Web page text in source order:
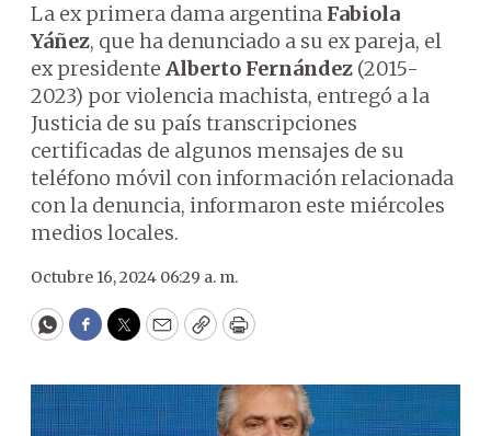
La ex primera dama argentina Fabiola
Yáñez, que ha denunciado a su ex pareja, el
ex presidente Alberto Fernández (2015-
2023) por violencia machista, entregó a la
Justicia de su país transcripciones
certificadas de algunos mensajes de su
teléfono móvil con información relacionada
con la denuncia, informaron este miércoles
medios locales.
Octubre 16, 2024 06:29 a. m.
WhatsApp
Facebook
Twitter
EmailCopyPrint